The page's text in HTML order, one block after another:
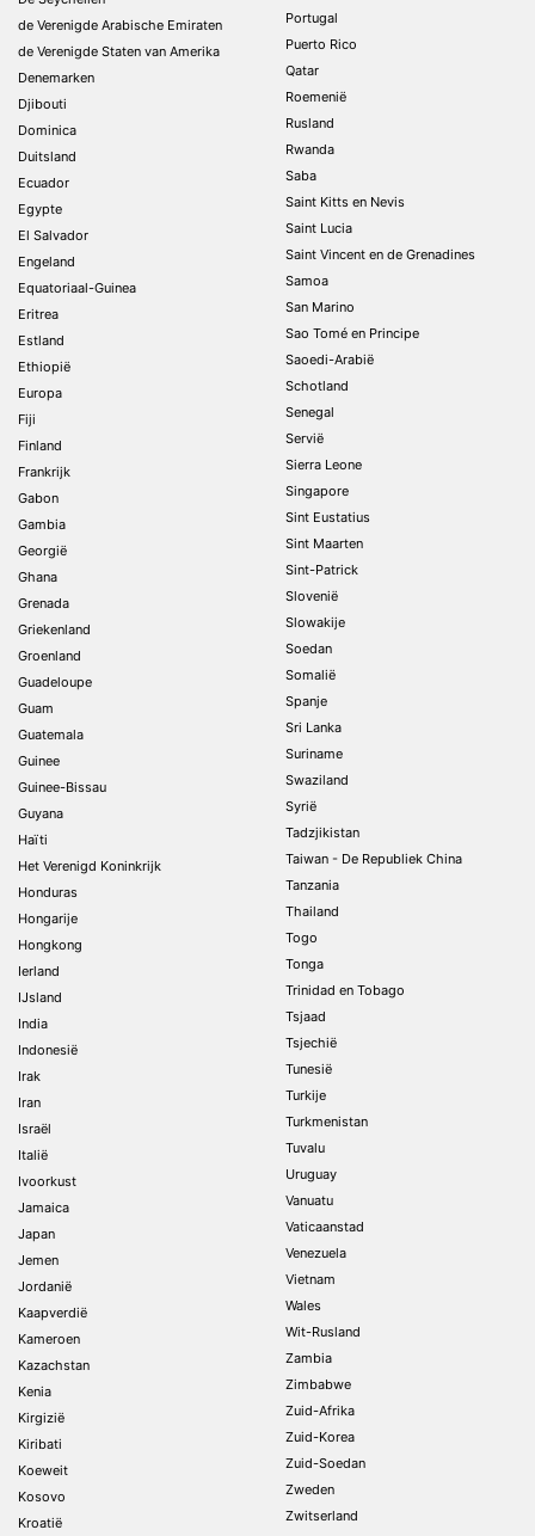
de Verenigde Arabische Emiraten
de Verenigde Staten van Amerika
Denemarken
Djibouti
Dominica
Duitsland
Ecuador
Egypte
El Salvador
Engeland
Equatoriaal-Guinea
Eritrea
Estland
Ethiopië
Europa
Fiji
Finland
Frankrijk
Gabon
Gambia
Georgië
Ghana
Grenada
Griekenland
Groenland
Guadeloupe
Guam
Guatemala
Guinee
Guinee-Bissau
Guyana
Haïti
Het Verenigd Koninkrijk
Honduras
Hongarije
Hongkong
Ierland
IJsland
India
Indonesië
Irak
Iran
Israël
Italië
Ivoorkust
Jamaica
Japan
Jemen
Jordanië
Kaapverdië
Kameroen
Kazachstan
Kenia
Kirgizië
Kiribati
Koeweit
Kosovo
Kroatië
Portugal
Puerto Rico
Qatar
Roemenië
Rusland
Rwanda
Saba
Saint Kitts en Nevis
Saint Lucia
Saint Vincent en de Grenadines
Samoa
San Marino
Sao Tomé en Principe
Saoedi-Arabië
Schotland
Senegal
Servië
Sierra Leone
Singapore
Sint Eustatius
Sint Maarten
Sint-Patrick
Slovenië
Slowakije
Soedan
Somalië
Spanje
Sri Lanka
Suriname
Swaziland
Syrië
Tadzjikistan
Taiwan - De Republiek China
Tanzania
Thailand
Togo
Tonga
Trinidad en Tobago
Tsjaad
Tsjechië
Tunesië
Turkije
Turkmenistan
Tuvalu
Uruguay
Vanuatu
Vaticaanstad
Venezuela
Vietnam
Wales
Wit-Rusland
Zambia
Zimbabwe
Zuid-Afrika
Zuid-Korea
Zuid-Soedan
Zweden
Zwitserland